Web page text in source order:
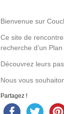
Bienvenue sur
Ce site de
recherche d’un
Découvrez leurs
Nous vous
Partagez !